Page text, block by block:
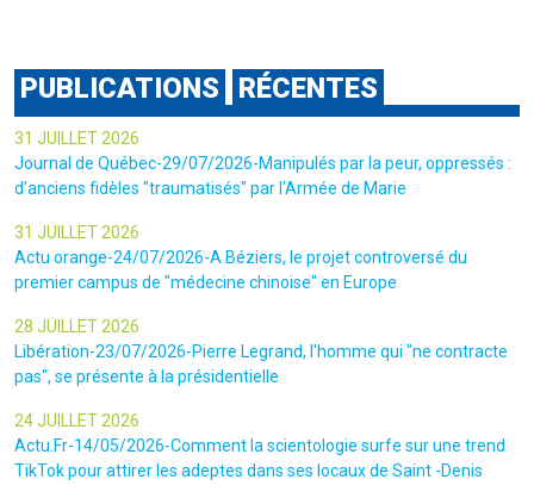
PUBLICATIONS RÉCENTES
31 JUILLET 2026
Journal de Québec-29/07/2026-Manipulés par la peur, oppressés :
d'anciens fidèles "traumatisés" par l'Armée de Marie
31 JUILLET 2026
Actu orange-24/07/2026-A Béziers, le projet controversé du
premier campus de "médecine chinoise" en Europe
28 JUILLET 2026
Libération-23/07/2026-Pierre Legrand, l'homme qui "ne contracte
pas", se présente à la présidentielle
24 JUILLET 2026
Actu.Fr-14/05/2026-Comment la scientologie surfe sur une trend
TikTok pour attirer les adeptes dans ses locaux de Saint -Denis